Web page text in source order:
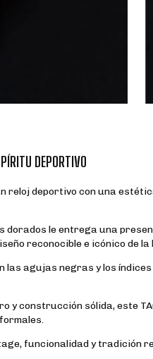
DEPORTIVO
reloj deportivo con una
le entrega una
reconocible e icónico de la
agujas negras y los
y construcción sólida, este
funcionalidad y tradición